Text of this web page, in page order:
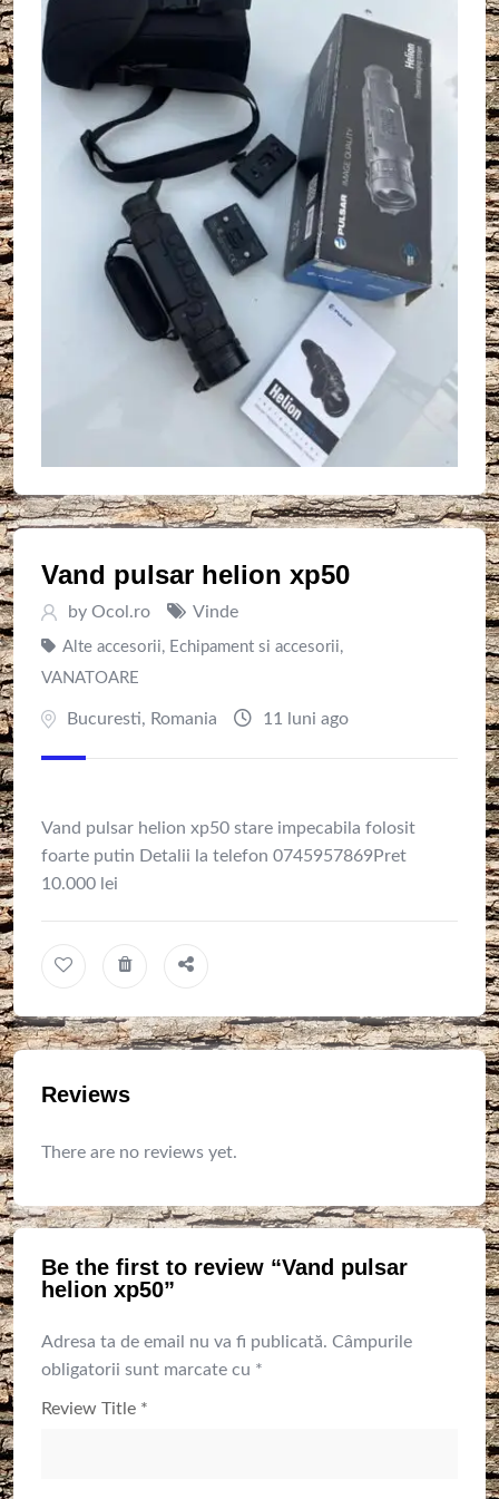
Vand pulsar helion xp50
by Ocol.ro Vinde
Alte accesorii, Echipament si accesorii,
VANATOARE
Bucuresti, Romania 11 luni ago
Vand pulsar helion xp50 stare impecabila folosit
foarte putin Detalii la telefon 0745957869Pret
10.000 lei
Reviews
There are no reviews yet.
Be the first to review “Vand pulsar
helion xp50”
Adresa ta de email nu va fi publicată. Câmpurile
obligatorii sunt marcate cu *
Review Title *